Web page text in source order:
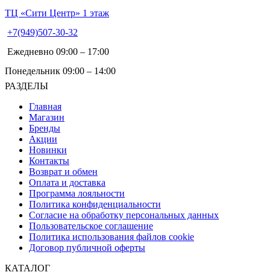
ТЦ «Сити Центр» 1 этаж
+7(949)507-30-32
Ежедневно 09:00 – 17:00
Понедельник 09:00 – 14:00
РАЗДЕЛЫ
Главная
Магазин
Бренды
Акции
Новинки
Контакты
Возврат и обмен
Оплата и доставка
Программа лояльности
Политика конфиденциальности
Согласие на обработку персональных данных
Пользовательское соглашение
Политика использования файлов cookie
Договор публичной оферты
КАТАЛОГ